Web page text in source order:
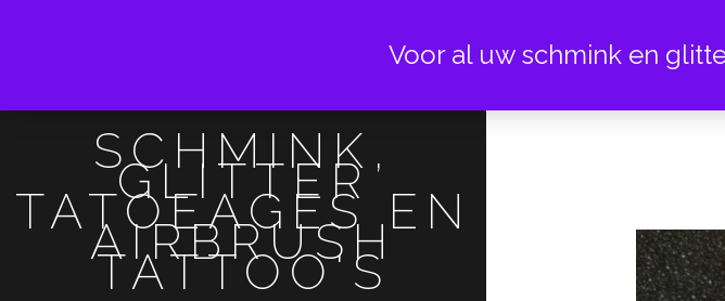
SCHMINK,
GLITTER
TATOEAGES EN
AIRBRUSH
TATTOO'S
Voor al uw schmink en